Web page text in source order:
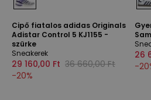
Cipő fiatalos adidas Originals
Adistar Control 5 KJ1155 -
szürke
Sneakerek
29 160,00 Ft 36 660,00 Ft
-20%
26
-20